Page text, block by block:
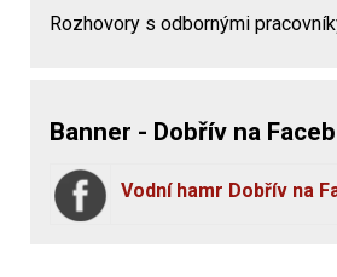
Rozhovory s odbornými
Banner - Dobřív na
Vodní hamr Dobřív na